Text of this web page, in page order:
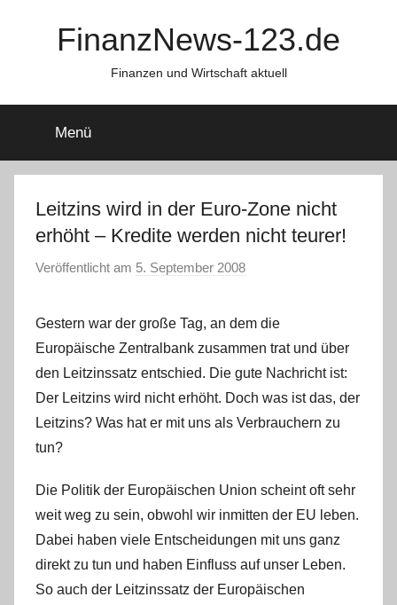
FinanzNews-123.de
Finanzen und Wirtschaft aktuell
Menü
Leitzins wird in der Euro-Zone nicht
erhöht – Kredite werden nicht teurer!
Veröffentlicht am 5. September 2008
Gestern war der große Tag, an dem die
Europäische Zentralbank zusammen trat und über
den Leitzinssatz entschied. Die gute Nachricht ist:
Der Leitzins wird nicht erhöht. Doch was ist das, der
Leitzins? Was hat er mit uns als Verbrauchern zu
tun?
Die Politik der Europäischen Union scheint oft sehr
weit weg zu sein, obwohl wir inmitten der EU leben.
Dabei haben viele Entscheidungen mit uns ganz
direkt zu tun und haben Einfluss auf unser Leben.
So auch der Leitzinssatz der Europäischen